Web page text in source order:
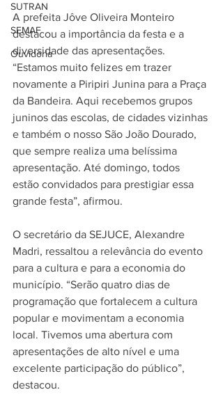
SUTRAN
SEMAF
Ouvidoria
A prefeita Jôve Oliveira Monteiro
destacou a importância da festa e a
diversidade das apresentações.
“Estamos muito felizes em trazer
novamente a Piripiri Junina para a Praça
da Bandeira. Aqui recebemos grupos
juninos das escolas, de cidades vizinhas
e também o nosso São João Dourado,
que sempre realiza uma belíssima
apresentação. Até domingo, todos
estão convidados para prestigiar essa
grande festa”, afirmou.
O secretário da SEJUCE, Alexandre
Madri, ressaltou a relevância do evento
para a cultura e para a economia do
município. “Serão quatro dias de
programação que fortalecem a cultura
popular e movimentam a economia
local. Tivemos uma abertura com
apresentações de alto nível e uma
excelente participação do público”,
destacou.